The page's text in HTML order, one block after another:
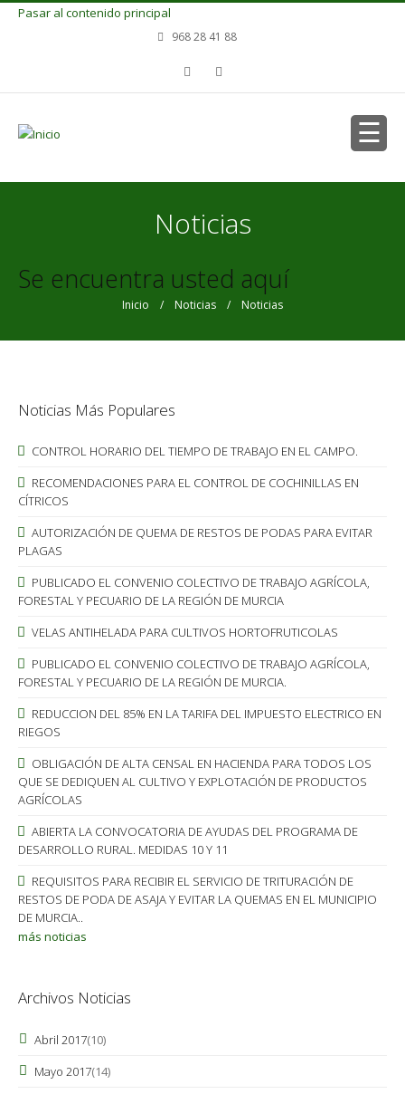
Pasar al contenido principal
968 28 41 88
Noticias
Se encuentra usted aquí
Inicio / Noticias / Noticias
Noticias Más Populares
CONTROL HORARIO DEL TIEMPO DE TRABAJO EN EL CAMPO.
RECOMENDACIONES PARA EL CONTROL DE COCHINILLAS EN
CÍTRICOS
AUTORIZACIÓN DE QUEMA DE RESTOS DE PODAS PARA EVITAR
PLAGAS
PUBLICADO EL CONVENIO COLECTIVO DE TRABAJO AGRÍCOLA,
FORESTAL Y PECUARIO DE LA REGIÓN DE MURCIA
VELAS ANTIHELADA PARA CULTIVOS HORTOFRUTICOLAS
PUBLICADO EL CONVENIO COLECTIVO DE TRABAJO AGRÍCOLA,
FORESTAL Y PECUARIO DE LA REGIÓN DE MURCIA.
REDUCCION DEL 85% EN LA TARIFA DEL IMPUESTO ELECTRICO EN
RIEGOS
OBLIGACIÓN DE ALTA CENSAL EN HACIENDA PARA TODOS LOS
QUE SE DEDIQUEN AL CULTIVO Y EXPLOTACIÓN DE PRODUCTOS
AGRÍCOLAS
ABIERTA LA CONVOCATORIA DE AYUDAS DEL PROGRAMA DE
DESARROLLO RURAL. MEDIDAS 10 Y 11
REQUISITOS PARA RECIBIR EL SERVICIO DE TRITURACIÓN DE
RESTOS DE PODA DE ASAJA Y EVITAR LA QUEMAS EN EL MUNICIPIO
DE MURCIA..
más noticias
Archivos Noticias
Abril 2017(10)
Mayo 2017(14)